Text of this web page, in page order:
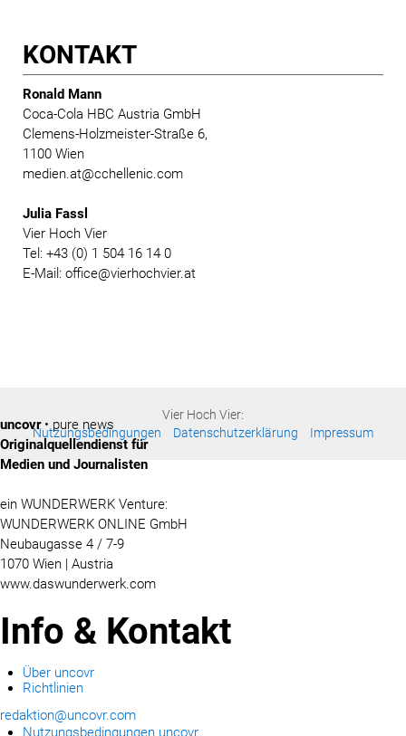
KONTAKT
Ronald Mann
Coca-Cola HBC Austria GmbH
Clemens-Holzmeister-Straße 6,
1100 Wien
medien.at@cchellenic.com
Julia Fassl
Vier Hoch Vier
Tel: +43 (0) 1 504 16 14 0
E-Mail: office@vierhochvier.at
Vier Hoch Vier:
Nutzungsbedingungen
Datenschutzerklärung Impressum
uncovr• pure news
Originalquellendienst für
Medien und Journalisten
ein WUNDERWERK Venture:
WUNDERWERK ONLINE GmbH
Neubaugasse 4 / 7-9
1070 Wien | Austria
www.daswunderwerk.com
Info & Kontakt
Über uncovr
Richtlinien
redaktion@uncovr.com
Nutzungsbedingungen uncovr